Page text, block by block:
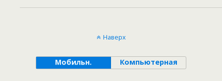
Наверх
Мобильн. Компьютерная